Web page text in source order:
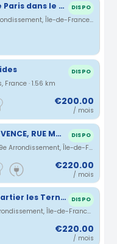
Parking au Coeur de Paris dans le 7eme arrondissement DISPO
36 Rue Fabert, Paris 7e Arrondissement, Île-de-France, France · 1.56 km
DISPO
· 1.56 km
€200.00
/ mois
PARKING RUE DE PROVENCE, RUE MOGADOR, BOULEVARD HAUSSMANN, PRES DES GRANDS MAGASINS GALERIES LAFAYETTE DISPO
97 Rue de Provence, Paris 9e Arrondissement, Île-de-France, France · 1.58 km
€220.00
/ mois
place de parking quartier les Ternes - Maillot DISPO
53 Rue Bayen, Paris 17e Arrondissement, Île-de-France, France · 1.61 km
€220.00
/ mois